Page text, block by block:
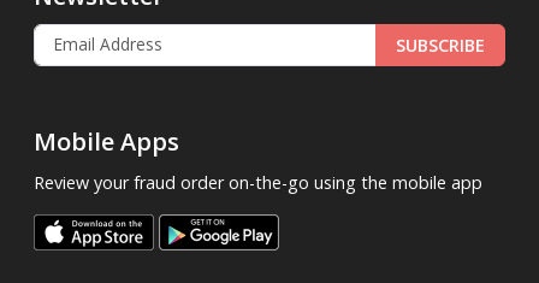
SUBSCRIBE
Mobile Apps
Review your fraud order on-the-go using the mobile app